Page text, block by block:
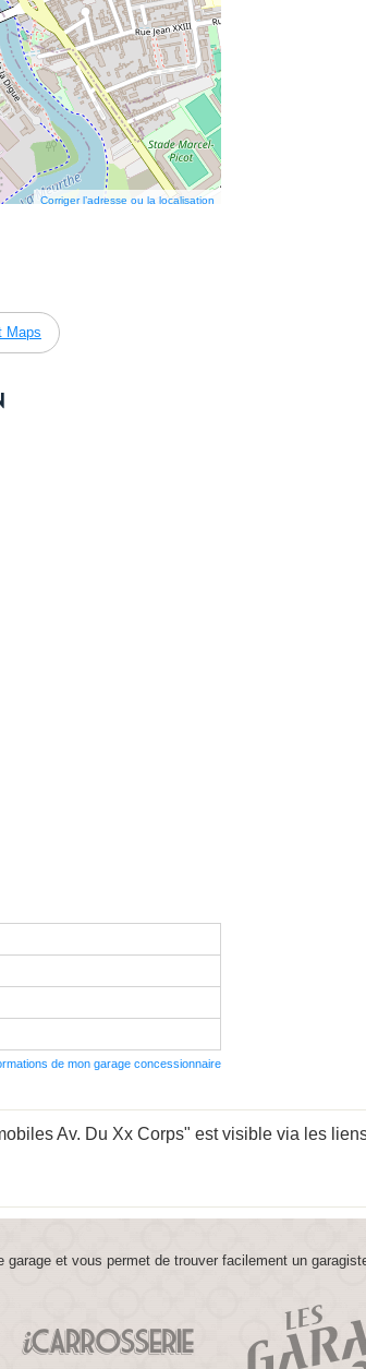
Corriger l’adresse ou la localisation
Maps
de mon garage concessionnaire
Av. Du Xx Corps" est visible via les
garage et vous permet de trouver facilement un